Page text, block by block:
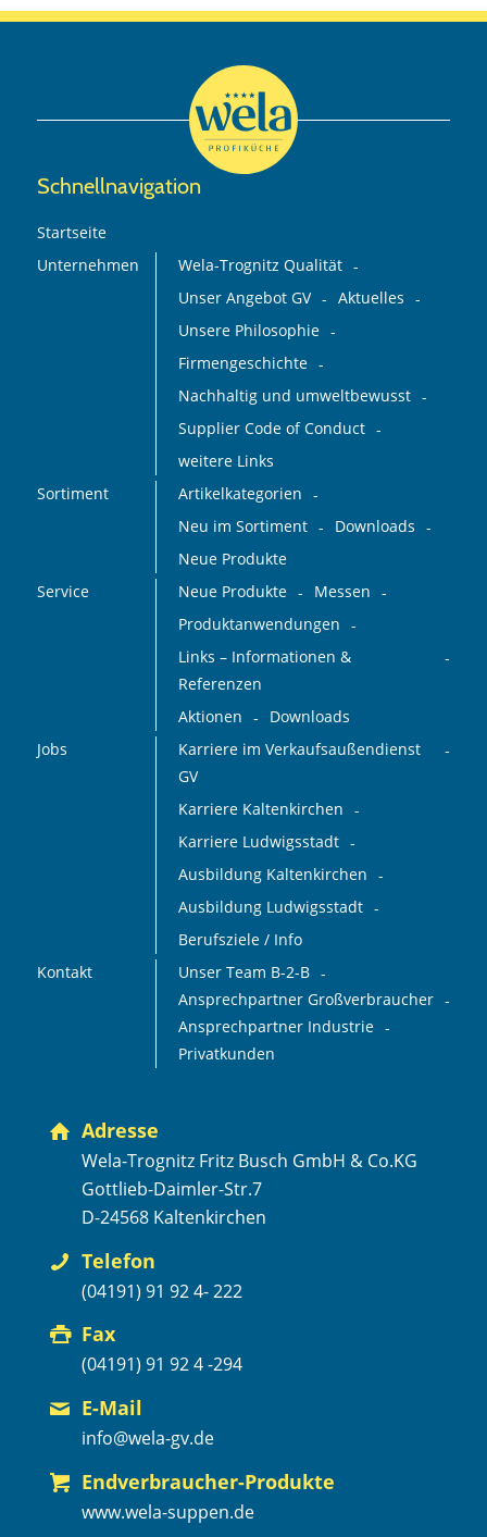
Schnellnavigation
Startseite
Unternehmen
Wela-Trognitz Qualität
Unser Angebot GV
Aktuelles
Unsere Philosophie
Firmengeschichte
Nachhaltig und umweltbewusst
Supplier Code of Conduct
weitere Links
Sortiment
Artikelkategorien
Neu im Sortiment
Downloads
Neue Produkte
Service
Neue Produkte
Messen
Produktanwendungen
Links – Informationen &
Referenzen
Aktionen
Downloads
Jobs
Karriere im Verkaufsaußendienst
GV
Karriere Kaltenkirchen
Karriere Ludwigsstadt
Ausbildung Kaltenkirchen
Ausbildung Ludwigsstadt
Berufsziele / Info
Kontakt
Unser Team B-2-B
Ansprechpartner Großverbraucher
Ansprechpartner Industrie
Privatkunden
Adresse
Wela-Trognitz Fritz Busch GmbH & Co.KG
Gottlieb-Daimler-Str.7
D-24568 Kaltenkirchen
Telefon
(04191) 91 92 4- 222
Fax
(04191) 91 92 4 -294
E-Mail
info@wela-gv.de
Endverbraucher-Produkte
www.wela-suppen.de